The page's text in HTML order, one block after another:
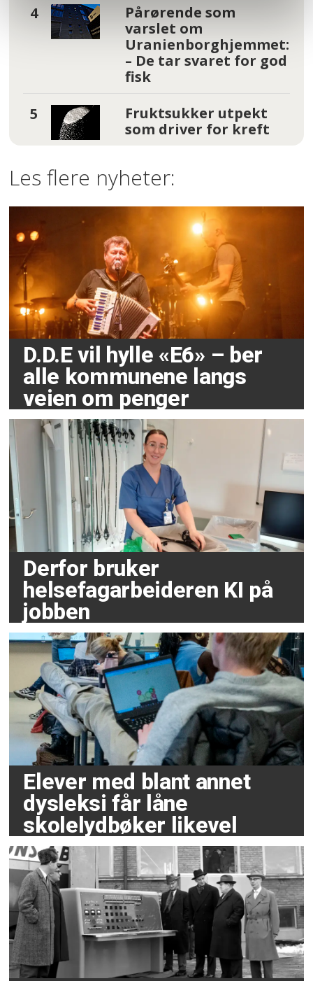
Pårørende som
varslet om
Uranienborghjemmet:
– De tar svaret for god
fisk
Fruktsukker utpekt
som driver for kreft
Les flere nyheter:
D.D.E vil hylle «E6» – ber
alle kommunene langs
veien om penger
Derfor bruker
helsefagarbeideren KI på
jobben
Elever med blant annet
dysleksi får låne
skolelydbøker likevel